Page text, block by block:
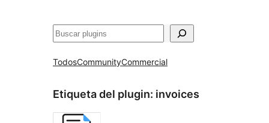
Buscar
TodosCommunityCommercial
Etiqueta del plugin: invoices